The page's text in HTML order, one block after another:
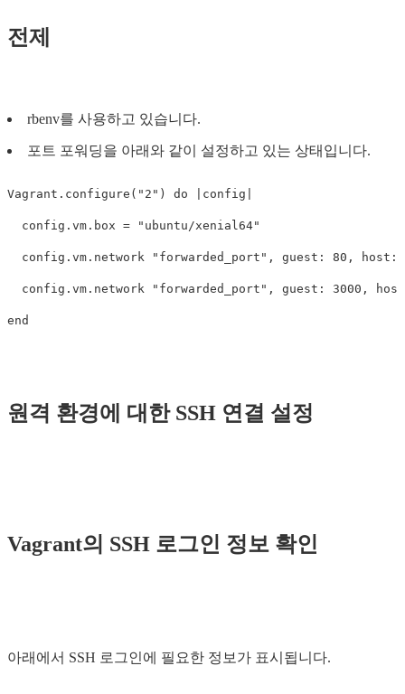
전제
rbenv를 사용하고 있습니다.
포트 포워딩을 아래와 같이 설정하고 있는 상태입니다.
Vagrant.configure("2") do |config|
  config.vm.box = "ubuntu/xenial64"
config.vm.network "forwarded_port", guest: 80, host:
config.vm.network "forwarded_port", guest: 3000,
원격 환경에 대한 SSH 연결 설정
Vagrant의 SSH 로그인 정보 확인
아래에서 SSH 로그인에 필요한 정보가 표시됩니다.